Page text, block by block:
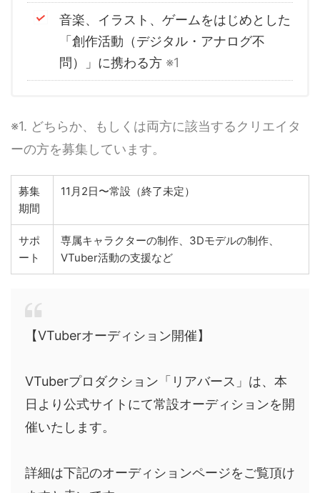
音楽、イラスト、ゲームをはじめとした
「創作活動（デジタル・アナログ不
問）」に携わる方 ※1
※1. どちらか、もしくは両方に該当するクリエイタ
ーの方を募集しています。
募集
期間
11月2日〜常設（終了未定）
サポ
ート
専属キャラクターの制作、3Dモデルの制作、
VTuber活動の支援など
【VTuberオーディション開催】
VTuberプロダクション「リアバース」は、本
日より公式サイトにて常設オーディションを開
催いたします。
詳細は下記のオーディションページをご覧頂け